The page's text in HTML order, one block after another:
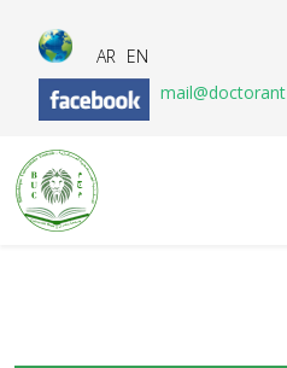
AR EN
mail@doctorant